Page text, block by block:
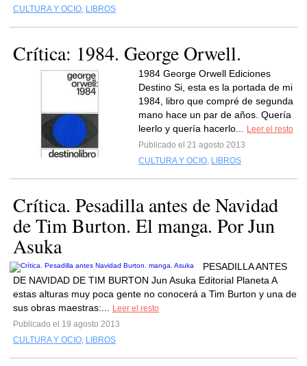
CULTURA Y OCIO, LIBROS
Crítica: 1984. George Orwell.
1984 George Orwell Ediciones
Destino Si, esta es la portada de mi
1984, libro que compré de segunda
mano hace un par de años. Quería
leerlo y quería hacerlo...
Leer el resto
Publicado el 21 agosto 2013
CULTURA Y OCIO, LIBROS
Crítica. Pesadilla antes de Navidad
de Tim Burton. El manga. Por Jun
Asuka
PESADILLA ANTES
DE NAVIDAD DE TIM BURTON Jun Asuka Editorial Planeta A
estas alturas muy poca gente no conocerá a Tim Burton y una de
sus obras maestras:...
Leer el resto
Publicado el 19 agosto 2013
CULTURA Y OCIO, LIBROS